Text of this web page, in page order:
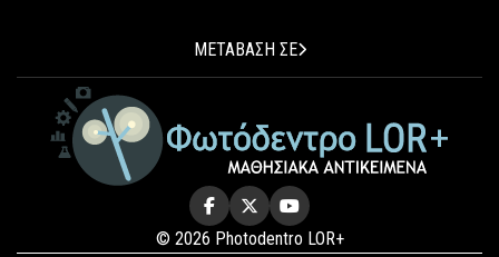
ΜΕΤΑΒΑΣΗ ΣΕ
© 2026 Photodentro LOR+